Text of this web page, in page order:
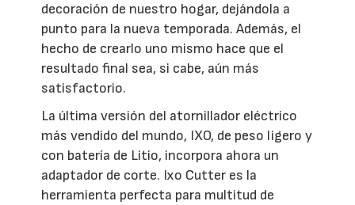
decoración de nuestro hogar, dejándola a
punto para la nueva temporada. Además, el
hecho de crearlo uno mismo hace que el
resultado final sea, si cabe, aún más
satisfactorio.
La última versión del atornillador eléctrico
más vendido del mundo, IXO, de peso ligero y
con batería de Litio, incorpora ahora un
adaptador de corte. Ixo Cutter es la
herramienta perfecta para multitud de